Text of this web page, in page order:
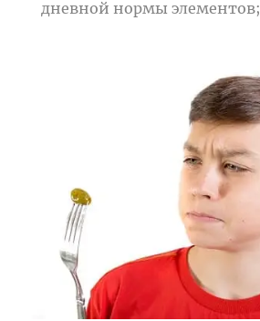
дневной нормы элементов;